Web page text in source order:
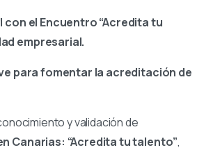
el Encuentro “Acredita tu
empresarial.
para fomentar la acreditación de
y validación de
Canarias: “Acredita tu talento”,